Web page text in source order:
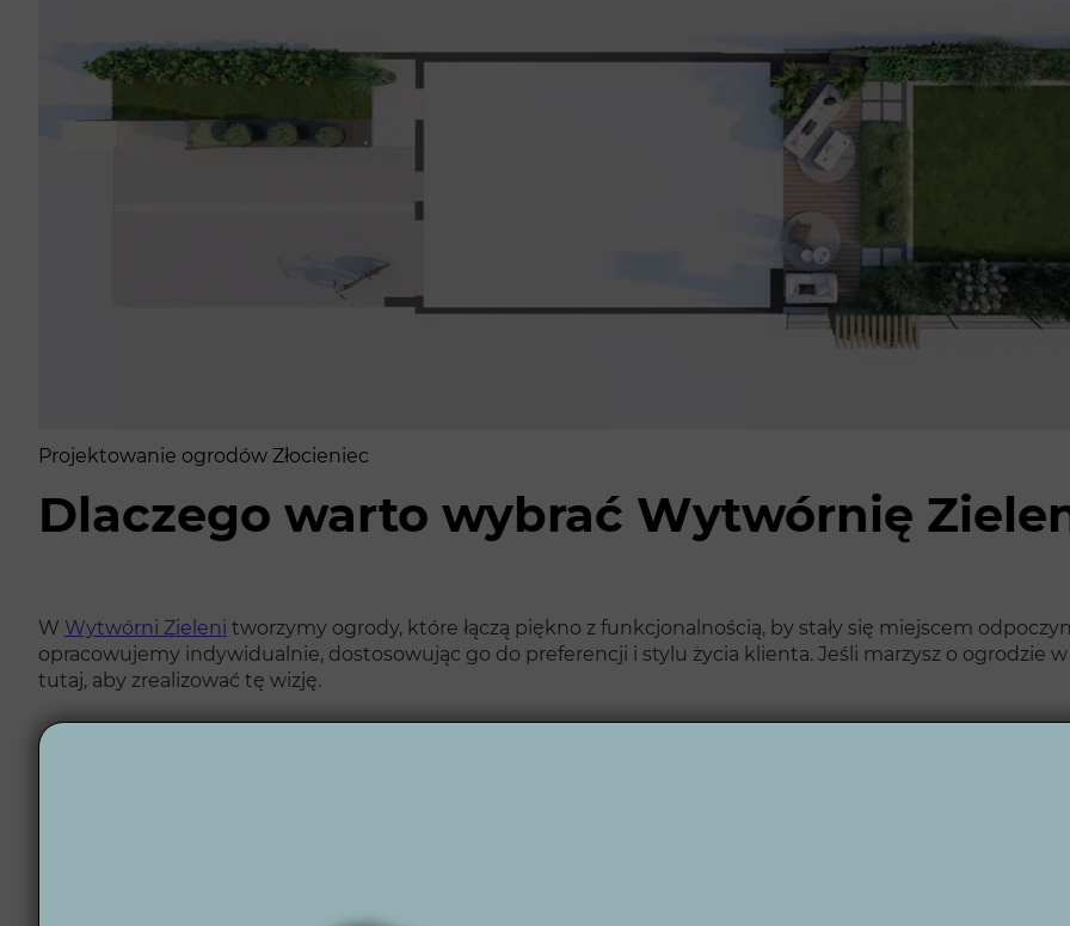
Projektowanie ogrodów Złocieniec
Dlaczego warto wybrać Wytwórnię
W Wytwórni Zieleni tworzymy ogrody, które łączą piękno z funkcjonalnością, by stały się miejscem
opracowujemy indywidualnie, dostosowując go do preferencji i stylu życia klienta. Jeśli marzysz o ogrodzie
tutaj, aby zrealizować tę wizję.
Czym się wyróżniamy?